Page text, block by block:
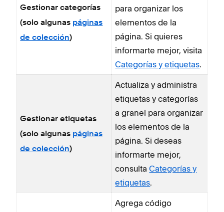
Gestionar categorías
(solo algunas páginas
de colección)
para organizar los
elementos de la
página. Si quieres
informarte mejor, visita
Categorías y etiquetas.
Gestionar etiquetas
(solo algunas páginas
de colección)
Actualiza y administra
etiquetas y categorías
a granel para organizar
los elementos de la
página. Si deseas
informarte mejor,
consultaCategorías y
etiquetas.
Agrega código